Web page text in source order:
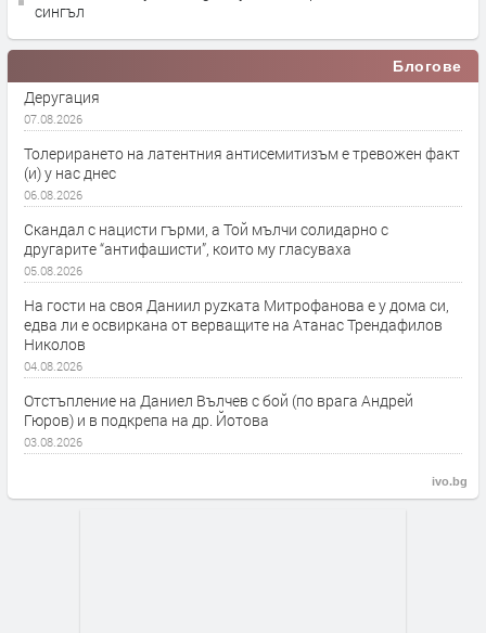
сингъл
Блогове
Деругация
07.08.2026
Толерирането на латентния антисемитизъм е тревожен факт
(и) у нас днес
06.08.2026
Скандал с нацисти гърми, а Той мълчи солидарно с
другарите “антифашисти”, които му гласуваха
05.08.2026
На гости на своя Даниил руzката Митрофанова е у дома си,
едва ли е освиркана от верващите на Атанас Трендафилов
Николов
04.08.2026
Отстъпление на Даниел Вълчев с бой (по врага Андрей
Гюров) и в подкрепа на др. Йотова
03.08.2026
ivo.bg